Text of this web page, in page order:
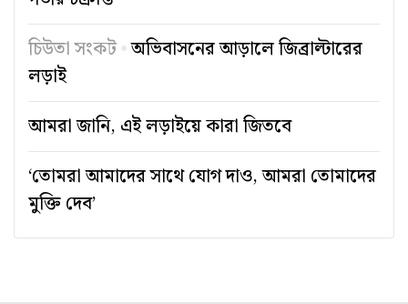
চিউতা সংকট অভিবাসনের আড়ালে জিব্রাল্টারের
লড়াই
আমরা জানি, এই লড়াইয়ে কারা জিতবে
‘তোমরা আমাদের সাথে যোগ দাও, আমরা তোমাদের
মুক্তি দেব’